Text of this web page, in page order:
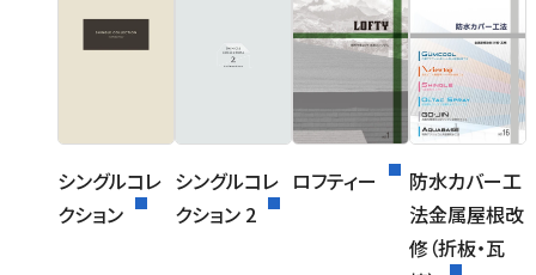
シングルコレ
クション
シングルコレ
クション 2
ロフティー
防水カバー工
法金属屋根改
修（折板・瓦